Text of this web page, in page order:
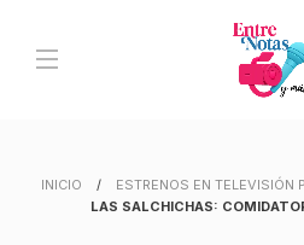
INICIO ESTRENOS EN TELEVISIÓN
LAS SALCHICHAS: